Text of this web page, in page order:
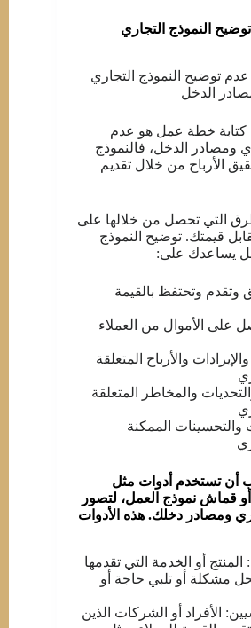
النموذج التجاري
خطة عمل هو عدم
ومصادر الدخل، فالنموذج
الأرباح من خلال تقديم
التي تحصل من خلالها على
قيمتك. توضيح النموذج
يساعدك على:
وتقدم وتحتفظ بالقيمة
على الأموال من العملاء
والأرباح المتعلقة
والمخاطر المتعلقة
والتحسينات الممكنة
أن تستخدم أدوات مثل
قماش نموذج العمل، لتصور
ومصادر دخلك. هذه الأدوات
المنتج أو الخدمة التي تقدمها
مشكلة أو تلبي حاجة أو
الأفراد أو الشركات الذين